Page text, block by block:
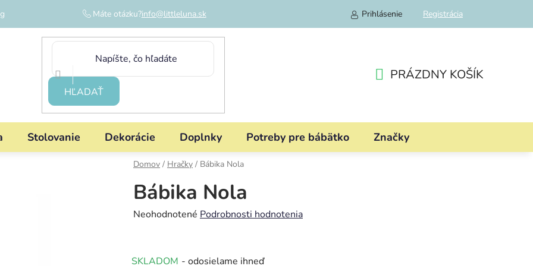
Máte otázku?info@littleluna.sk Prihlásenie Registrácia
HĽADAŤ
KOŠÍK
PRÁZDNY KOŠÍK
Stolovanie Dekorácie Doplnky Potreby pre bábätko Značky
Domov / Hračky / Bábika Nola
Bábika Nola
Priemerné
je
Neohodnotené Podrobnosti hodnotenia
SKLADOM - odosielame ihneď